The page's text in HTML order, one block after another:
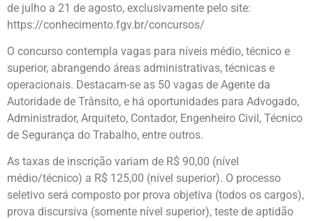
de julho a 21 de agosto, exclusivamente pelo site:
https://conhecimento.fgv.br/concursos/
O concurso contempla vagas para níveis médio, técnico e
superior, abrangendo áreas administrativas, técnicas e
operacionais. Destacam-se as 50 vagas de Agente da
Autoridade de Trânsito, e há oportunidades para Advogado,
Administrador, Arquiteto, Contador, Engenheiro Civil, Técnico
de Segurança do Trabalho, entre outros.
As taxas de inscrição variam de R$ 90,00 (nível
médio/técnico) a R$ 125,00 (nível superior). O processo
seletivo será composto por prova objetiva (todos os cargos),
prova discursiva (somente nível superior), teste de aptidão